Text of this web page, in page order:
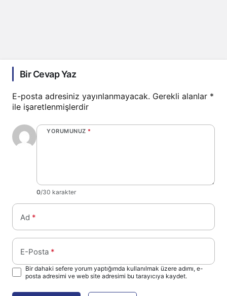
Bir Cevap Yaz
E-posta adresiniz yayınlanmayacak. Gerekli alanlar *
ile işaretlenmişlerdir
YORUMUNUZ *
0/30 karakter
Ad *
E-Posta *
Bir dahaki sefere yorum yaptığımda kullanılmak üzere adımı, e-
posta adresimi ve web site adresimi bu tarayıcıya kaydet.